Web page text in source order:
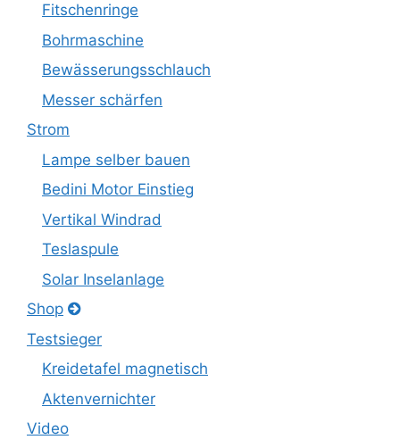
Fitschenringe
Bohrmaschine
Bewässerungsschlauch
Messer schärfen
Strom
Lampe selber bauen
Bedini Motor Einstieg
Vertikal Windrad
Teslaspule
Solar Inselanlage
Shop
Testsieger
Kreidetafel magnetisch
Aktenvernichter
Video